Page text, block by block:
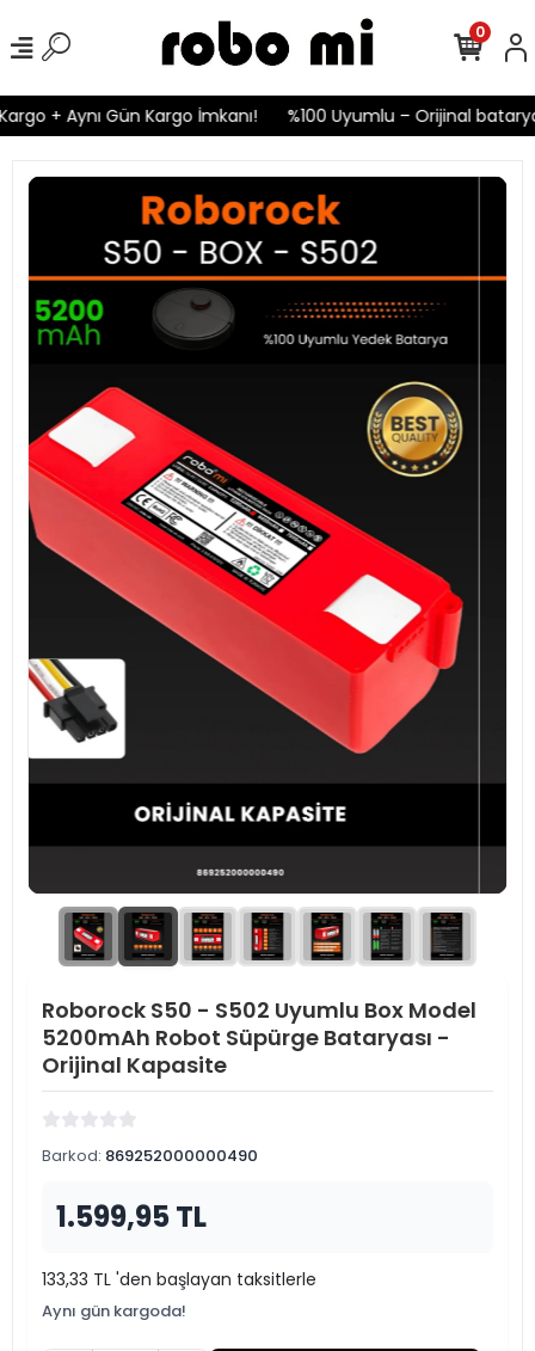
+ Aynı Gün Kargo İmkanı! %100 Uyumlu – Orijinal
0
Roborock S50 - S502 Uyumlu Box Model
5200mAh Robot Süpürge Bataryası -
Orijinal Kapasite
Barkod: 869252000000490
1.599,95 TL
133,33 TL 'den başlayan taksitlerle
Aynı gün kargoda!